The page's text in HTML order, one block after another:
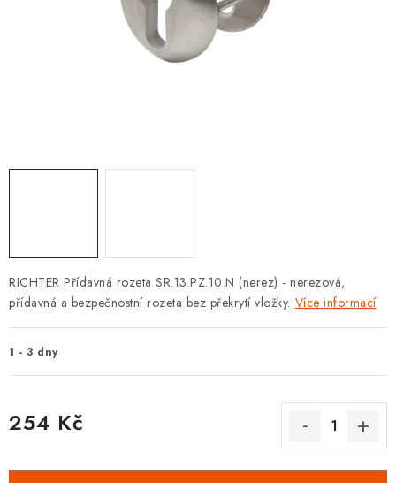
CYLINDRICKÉ VLOŽKY
SPECIÁLNÍ KOVÁNÍ
RICHTER Přídavná rozeta SR.13.PZ.10.N (nerez) - nerezová,
přídavná a bezpečnostní rozeta bez překrytí vložky. Více informací
1 - 3 dny
254 Kč